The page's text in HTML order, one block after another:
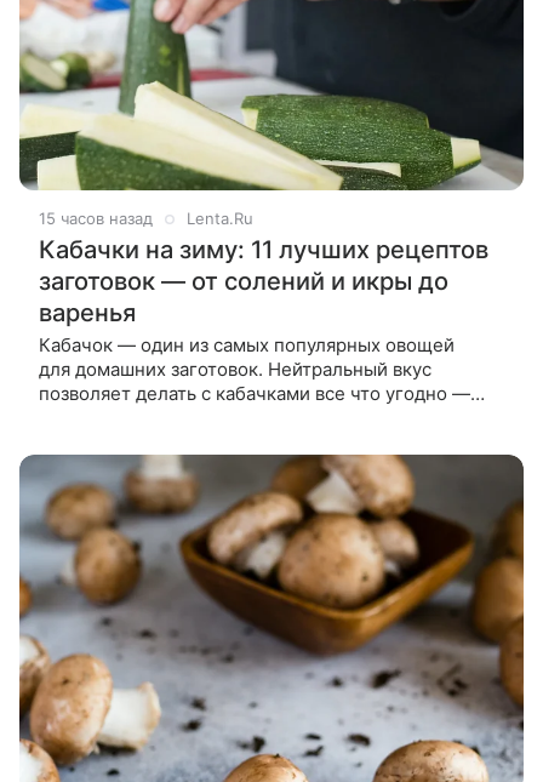
15 часов назад Lenta.Ru
Кабачки на зиму: 11 лучших рецептов
заготовок — от солений и икры до
варенья
Кабачок — один из самых популярных овощей
для домашних заготовок. Нейтральный вкус
позволяет делать с кабачками все что угодно —